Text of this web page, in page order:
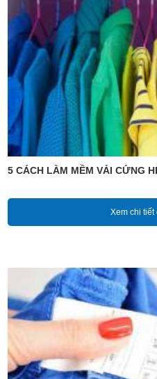
5 CÁCH LÀM MỀM VẢI CỨNG
Xem chi tiết